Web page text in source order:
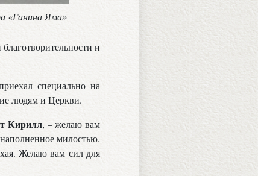
«Ганина Яма»
и
специально на
людям и Церкви.
Кирилл, – желаю вам
милостью,
Желаю вам сил для